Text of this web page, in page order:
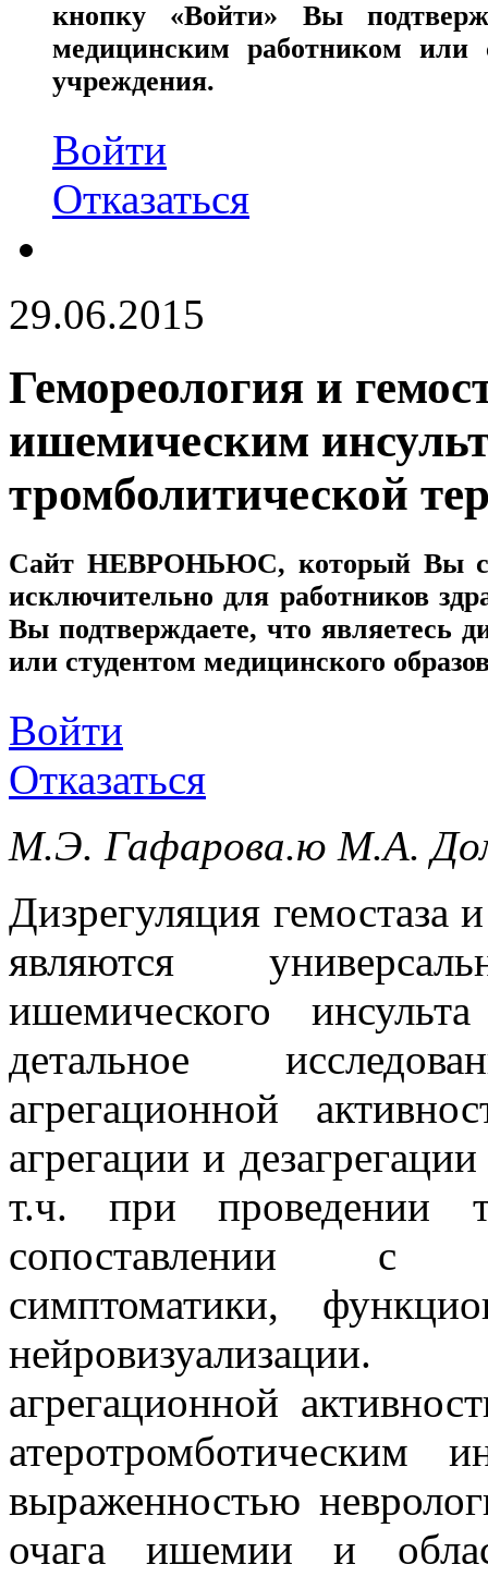
кнопку «Войти» Вы
медицинским работником или
учреждения.
Войти
Отказаться
29.06.2015
Гемореология и
ишемическим
тромболитической
Сайт НЕВРОНЬЮС, который Вы
исключительно для работников
Вы подтверждаете, что являетесь
или студентом медицинского
Войти
Отказаться
М.Э. Гафарова.ю М.А.
Дизрегуляция гемостаза
являются
ишемического
детальное
агрегационной
агрегации и
т.ч. при проведении
сопоставлении с
симптоматики,
агрегационной
атеротромботическим
выраженностью
очага ишемии и